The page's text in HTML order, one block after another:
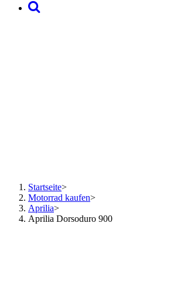
Startseite>
Motorrad kaufen>
Aprilia>
Aprilia Dorsoduro 900